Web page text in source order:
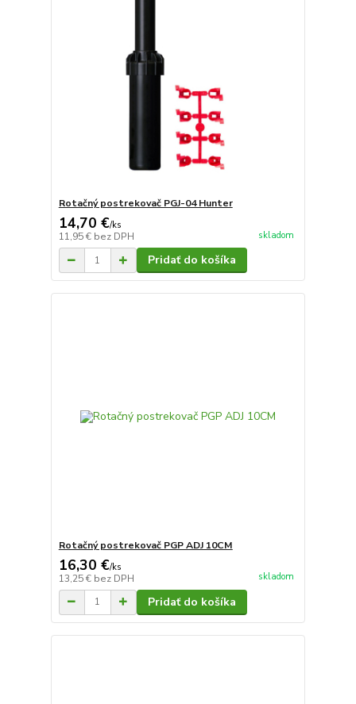
Rotačný postrekovač PGJ-04 Hunter
14,70 €/ks
11,95 € bez DPH skladom
Pridať do košíka
Rotačný postrekovač PGP ADJ 10CM
16,30 €/ks
13,25 € bez DPH skladom
Pridať do košíka